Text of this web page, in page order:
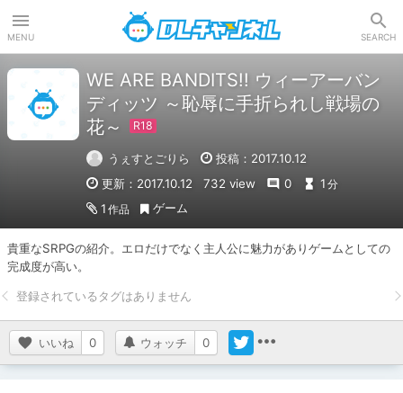
MENU SEARCH
WE ARE BANDITS!! ウィーアーバン
ディッツ ～恥辱に手折られし戦場の
花～
うぇすとごりら
投稿：2017.10.12
更新：2017.10.12
732 view 0 1 分
1 作品 ゲーム
貴重なSRPGの紹介。エロだけでなく主人公に魅力がありゲームとしての
完成度が高い。
いいね 0 ウォッチ 0